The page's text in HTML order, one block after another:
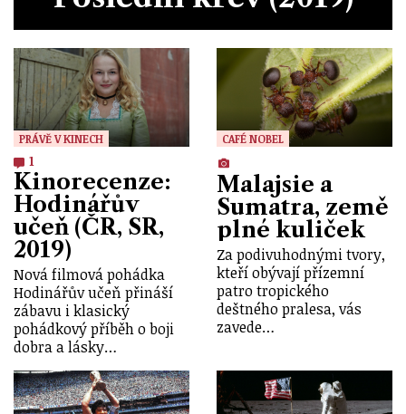
PRÁVĚ V KINECH
1
Kinorecenze:
Hodinářův
učeň (ČR, SR,
2019)
Nová filmová pohádka
Hodinářův učeň přináší
zábavu i klasický
pohádkový příběh o boji
dobra a lásky…
CAFÉ NOBEL
Malajsie a
Sumatra, země
plné kuliček
Za podivuhodnými tvory,
kteří obývají přízemní
patro tropického
deštného pralesa, vás
zavede…